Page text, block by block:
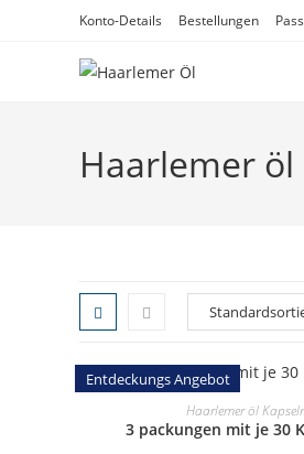
Konto-Details Bestellungen
Haarlemer
Entdeckungs Angebot
SELECT
Haarlemer öl
3 packungen mit je 30